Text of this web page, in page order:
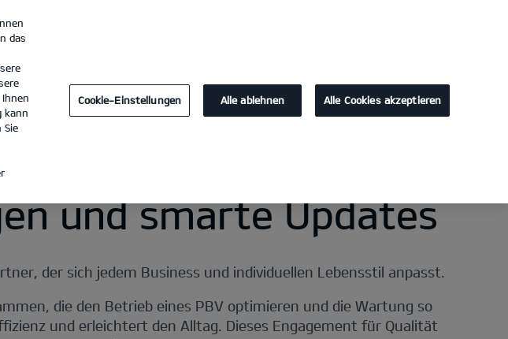
das
kann
Sie
Cookie-Einstellungen Alle ablehnen Alle Cookies akzeptieren